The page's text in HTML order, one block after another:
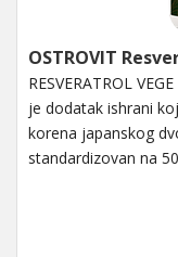
OSTROVIT
RESVERATROL
je dodatak ishrani
korena japanskog
standardizovan na